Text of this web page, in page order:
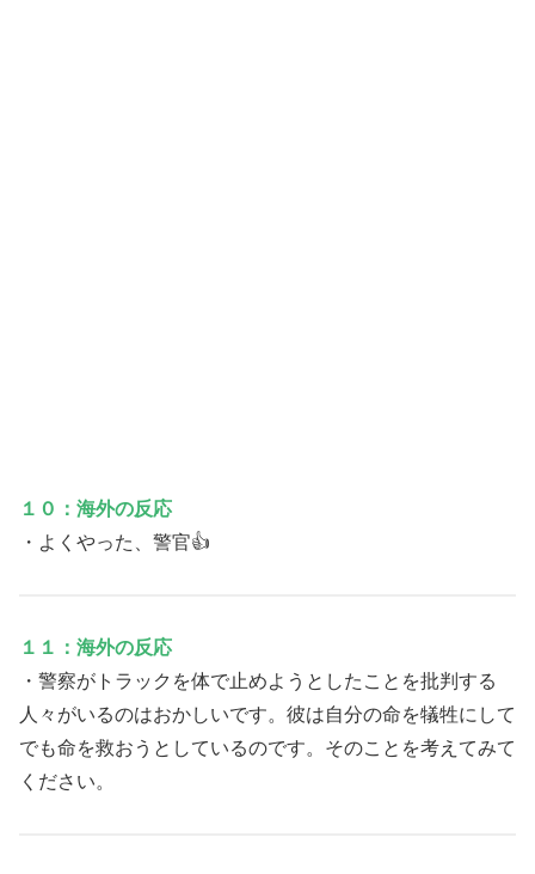
１０：海外の反応
・よくやった、警官👍
１１：海外の反応
・警察がトラックを体で止めようとしたことを批判する
人々がいるのはおかしいです。彼は自分の命を犠牲にして
でも命を救おうとしているのです。そのことを考えてみて
ください。